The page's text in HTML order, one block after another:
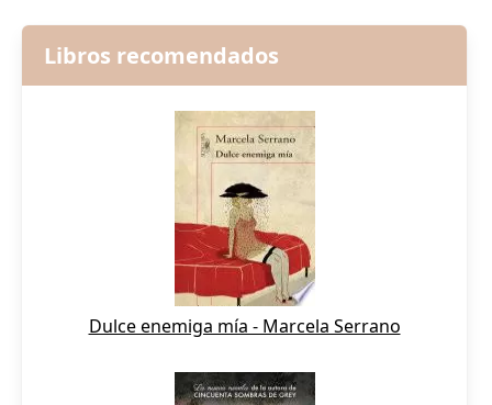
Libros recomendados
Dulce enemiga mía - Marcela Serrano